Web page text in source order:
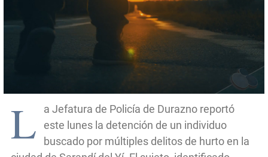
L
a Jefatura de Policía de Durazno reportó
este lunes la detención de un individuo
buscado por múltiples delitos de hurto en la